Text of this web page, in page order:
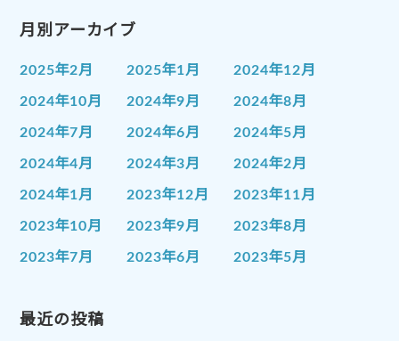
月別アーカイブ
2025年2月 2025年1月 2024年12月
2024年10月 2024年9月 2024年8月
2024年7月 2024年6月 2024年5月
2024年4月 2024年3月 2024年2月
2024年1月 2023年12月 2023年11月
2023年10月 2023年9月 2023年8月
2023年7月 2023年6月 2023年5月
2023年1月
最近の投稿